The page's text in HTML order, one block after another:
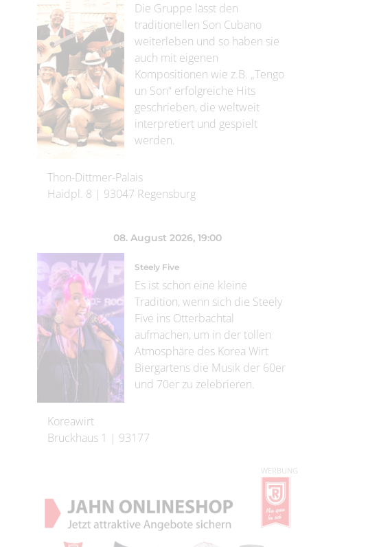
Die Gruppe lässt den
traditionellen Son Cubano
weiterleben und so haben sie
auch mit eigenen
Kompositionen wie z.B. „Tengo
un Son“ erfolgreiche Hits
geschrieben, die weltweit
interpretiert und gespielt
werden.
Thon-Dittmer-Palais
Haidpl. 8 | 93047 Regensburg
08. August 2026, 19:00
Steely Five
Es ist schon eine kleine
Tradition, wenn sich die Steely
Five ins Otterbachtal
aufmachen, um in der tollen
Atmosphäre des Korea Wirt
Biergartens die Musik der 60er
und 70er zu zelebrieren.
Koreawirt
Bruckhaus 1 | 93177
WERBUNG